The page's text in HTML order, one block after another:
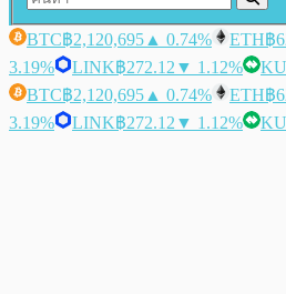
BTC฿2,120,695 ▲ 0.74% ETH฿
3.19%
LINK฿272.12 ▼ 1.12%
BTC฿2,120,695 ▲ 0.74% ETH฿
3.19%
LINK฿272.12 ▼ 1.12%